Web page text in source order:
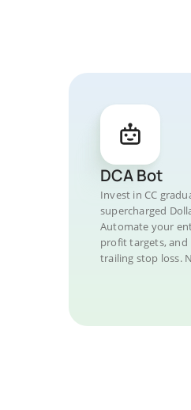
DCA Bot
Invest in CC
supercharged
Automate your
profit targets,
trailing stop loss.